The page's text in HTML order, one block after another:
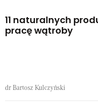
11 naturalnych
pracę wątroby
dr Bartosz Kulczyński